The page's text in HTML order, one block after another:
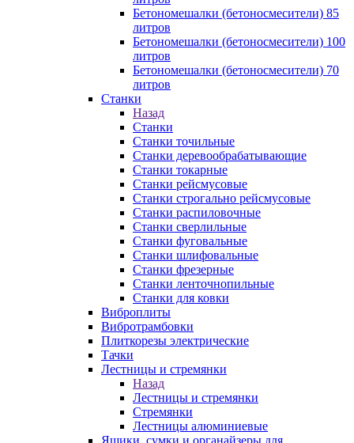
Бетономешалки (бетоносмесители) 85
литров
Бетономешалки (бетоносмесители) 100
литров
Бетономешалки (бетоносмесители) 70
литров
Станки
Назад
Станки
Станки точильные
Станки деревообрабатывающие
Станки токарные
Станки рейсмусовые
Станки строгально рейсмусовые
Станки распиловочные
Станки сверлильные
Станки фуговальные
Станки шлифовальные
Станки фрезерные
Станки ленточнопильные
Станки для ковки
Виброплиты
Вибротрамбовки
Плиткорезы электрические
Тачки
Лестницы и стремянки
Назад
Лестницы и стремянки
Стремянки
Лестницы алюминиевые
Ящики, сумки и органайзеры для